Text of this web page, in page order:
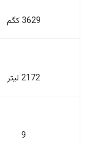
3629 کگم
2172 لیتر
9